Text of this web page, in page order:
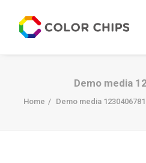
サー
ニュ
Demo media
Home Demo media 1230406781